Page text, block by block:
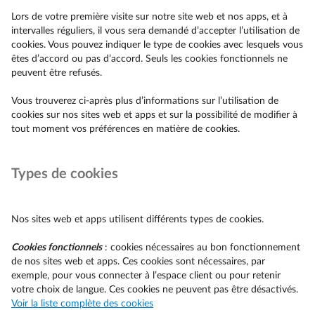
Lors de votre première visite sur notre site web et nos apps, et à
intervalles réguliers, il vous sera demandé d’accepter l’utilisation de
cookies. Vous pouvez indiquer le type de cookies avec lesquels vous
êtes d’accord ou pas d’accord. Seuls les cookies fonctionnels ne
peuvent être refusés.
Vous trouverez ci-après plus d’informations sur l’utilisation de
cookies sur nos sites web et apps et sur la possibilité de modifier à
tout moment vos préférences en matière de cookies.
Types de cookies
Nos sites web et apps utilisent différents types de cookies.
Cookies fonctionnels: cookies nécessaires au bon fonctionnement
de nos sites web et apps. Ces cookies sont nécessaires, par
exemple, pour vous connecter à l’espace client ou pour retenir
votre choix de langue. Ces cookies ne peuvent pas être désactivés.
Voir la liste complète des cookies